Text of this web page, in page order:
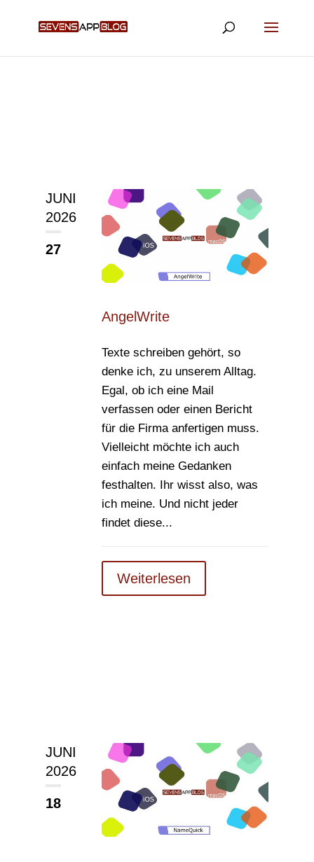
JUNI
2026
27
AngelWrite
Texte schreiben gehört, so
denke ich, zu unserem Alltag.
Egal, ob ich eine Mail
verfassen oder einen Bericht
für die Firma anfertigen muss.
Vielleicht möchte ich auch
einfach meine Gedanken
festhalten. Ihr wisst also, was
ich meine. Und nicht jeder
findet diese...
Weiterlesen
JUNI
2026
18